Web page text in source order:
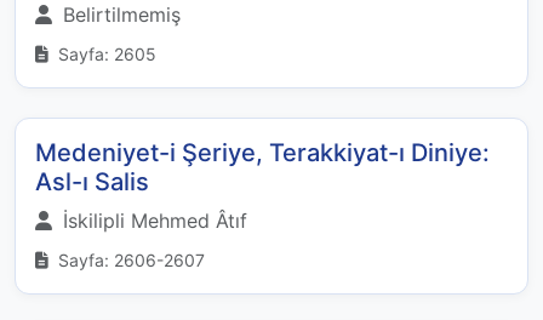
Belirtilmemiş
Sayfa: 2605
Medeniyet-i Şeriye, Terakkiyat-ı Diniye:
Asl-ı Salis
İskilipli Mehmed Âtıf
Sayfa: 2606-2607